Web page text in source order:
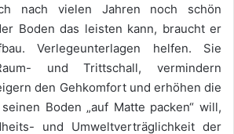
nach vielen Jahren noch schön
Boden das leisten kann, braucht er
Verlegeunterlagen helfen. Sie
und Trittschall, vermindern
den Gehkomfort und erhöhen die
Boden „auf Matte packen“ will,
und Umweltverträglichkeit der